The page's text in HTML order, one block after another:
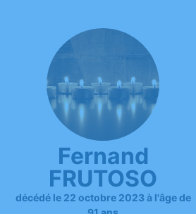
Fernand
FRUTOSO
décédé le 22 octobre 2023 à l'âge de